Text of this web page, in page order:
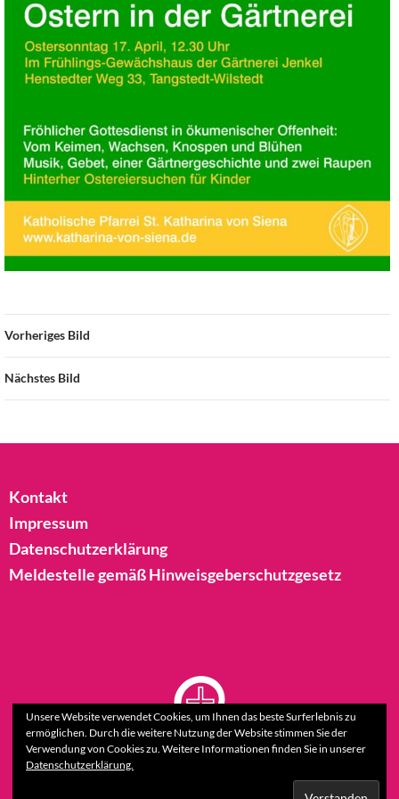
Vorheriges Bild
Nächstes Bild
Kontakt
Impressum
Datenschutzerklärung
Meldestelle gemäß Hinweisgeberschutzgesetz
Unsere Website verwendet Cookies, um Ihnen das beste Surferlebnis zu
ermöglichen. Durch die weitere Nutzung der Website stimmen Sie der
Verwendung von Cookies zu. Weitere Informationen finden Sie in unserer
Datenschutzerklärung.